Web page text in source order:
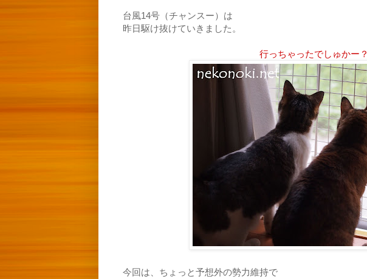
台風14号（チャンスー）は
昨日駆け抜けていきました。
行っちゃったでしゅかー？
今回は、ちょっと予想外の勢力維持で